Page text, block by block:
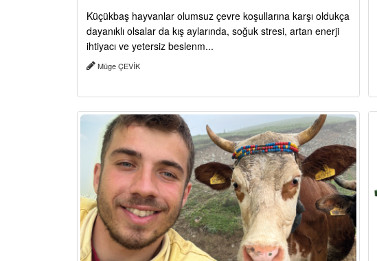
Küçükbaş hayvanlar olumsuz çevre koşullarına karşı oldukça
dayanıklı olsalar da kış aylarında, soğuk stresi, artan enerji
ihtiyacı ve yetersiz beslenm...
Müge ÇEVİK